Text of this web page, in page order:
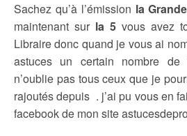
Sachez qu’à l’émission la
maintenant sur la 5 vous avez
Libraire donc quand je vous ai
astuces un certain nombre
n’oublie pas tous ceux que je
rajoutés depuis . j’ai pu vous en
facebook de mon site